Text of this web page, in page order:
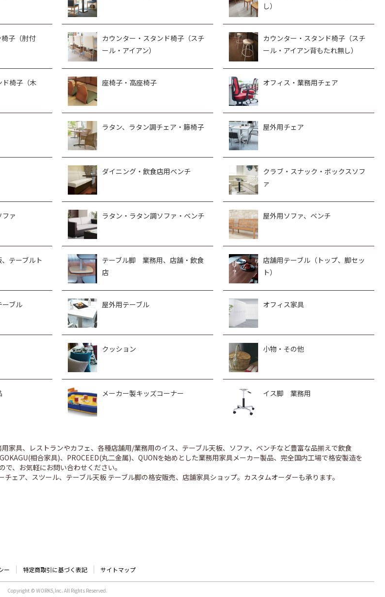
し）
子（肘付
カウンター・スタンド椅子（スチ
ール・アイアン）
カウンター・スタンド椅子（スチ
ール・アイアン背もたれ無し）
椅子（木
座椅子・高座椅子 オフィス・業務用チェア
ラタン、ラタン調チェア・籐椅子 屋外用チェア
ダイニング・飲食店用ベンチ
クラブ・スナック・ボックスソフ
ァ
ァ ラタン・ラタン調ソファ・ベンチ 屋外用ソファ、ベンチ
テーブルト
テーブル脚 業務用、店舗・飲食
店
店舗用テーブル（トップ、脚セッ
ト）
ーブル 屋外用テーブル オフィス家具
クッション 小物・その他
メーカー製キッズコーナー イス脚 業務用
家具、レストランやカフェ、各種店舗用/業務用のイス、テーブル天板、ソファ、ベンチなど豊富な品揃えで飲食
相合家具)、PROCEED(丸二金属)、QUONを始めとした業務用家具メーカー製品、完全国内工場で格安製造を
、お気軽にお問い合わせください。
ェア、スツール、テーブル天板 テーブル脚の格安販売、店舗家具ショップ。カスタムオーダーも承ります。
ー 特定商取引に基づく表記 サイトマップ
Copyright © WORKS,Inc. All Rights Reserved.